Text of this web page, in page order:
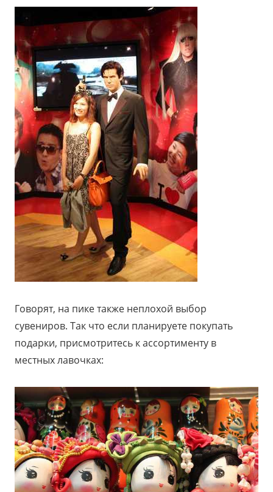
Говорят, на пике также неплохой выбор
сувениров. Так что если планируете покупать
подарки, присмотритесь к ассортименту в
местных лавочках: